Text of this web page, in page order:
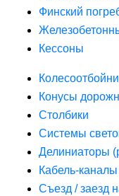
Финский
Кессоны
Конусы
Столбики
Системы
Делиниаторы
Кабель-
Съезд / заезд